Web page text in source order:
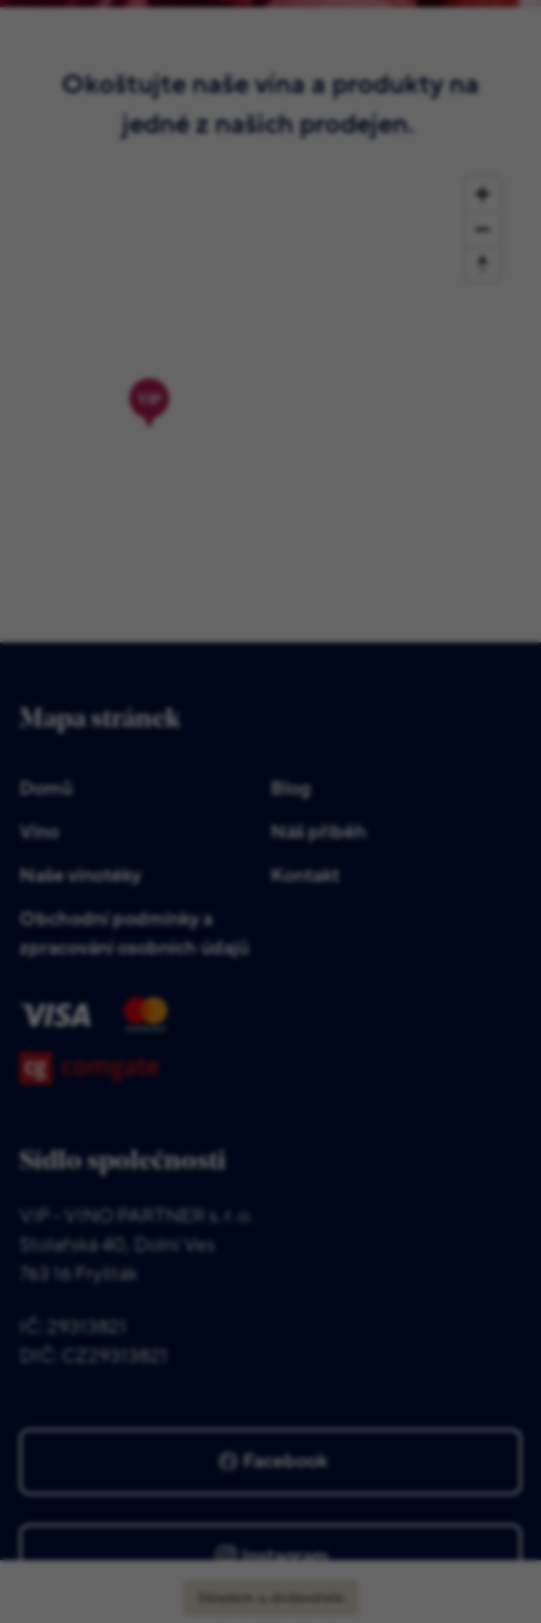
Skladem u dodavatele
Okoštujte naše vína a produkty na
jedné z našich prodejen.
Mapa stránek
Domů
Blog
Víno
Náš příběh
Naše vinotéky
Kontakt
Obchodní podmínky a
zpracování osobních údajů
Sídlo společnosti
ViP - VINO PARTNER s. r. o.
Stolařská 40, Dolní Ves
763 16 Fryšták
IČ: 29313821
DIČ: CZ29313821
Facebook
Instagram